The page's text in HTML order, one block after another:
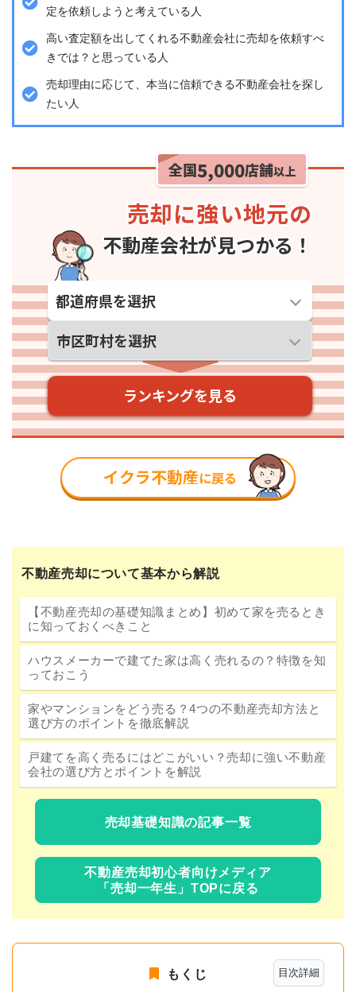
定を依頼しようと考えている人
高い査定額を出してくれる不動産会社に売却を依頼すべ
きでは？と思っている人
売却理由に応じて、本当に信頼できる不動産会社を探し
たい人
不動産売却について基本から解説
【不動産売却の基礎知識まとめ】初めて家を売るとき
に知っておくべきこと
ハウスメーカーで建てた家は高く売れるの？特徴を知
っておこう
家やマンションをどう売る？4つの不動産売却方法と
選び方のポイントを徹底解説
戸建てを高く売るにはどこがいい？売却に強い不動産
会社の選び方とポイントを解説
売却基礎知識の記事一覧
不動産売却初心者向けメディア
「売却一年生」TOPに戻る
目次詳細
もくじ